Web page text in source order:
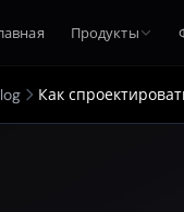
Продукты
Как